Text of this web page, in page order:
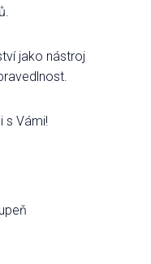
jako nástroj
s Vámi!